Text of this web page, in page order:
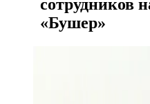
сотрудников
«Бушер»